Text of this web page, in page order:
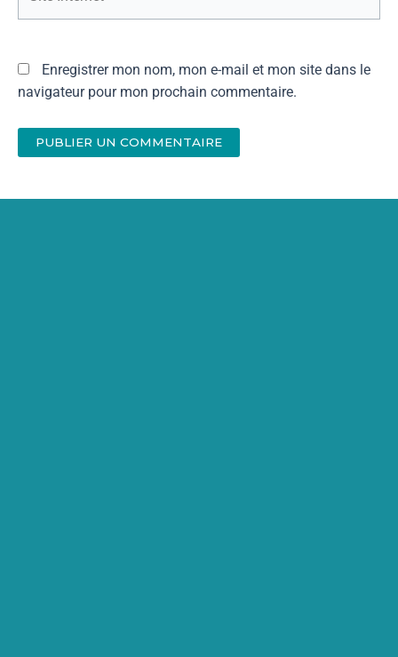
Enregistrer mon nom, mon e-mail et mon site dans le
navigateur pour mon prochain commentaire.